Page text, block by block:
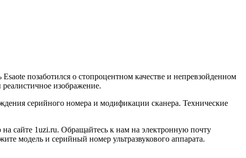
позаботился о стопроцентном качестве и непревзойденном
реалистичное изображение.
серийного номера и модификации сканера. Технические
сайте 1uzi.ru. Обращайтесь к нам на электронную почту
модель и серийный номер ультразвукового аппарата.